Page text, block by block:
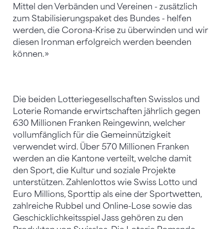
Mittel den Verbänden und Vereinen - zusätzlich
zum Stabilisierungspaket des Bundes - helfen
werden, die Corona-Krise zu überwinden und wir
diesen Ironman erfolgreich werden beenden
können.»
Die beiden Lotteriegesellschaften Swisslos und
Loterie Romande erwirtschaften jährlich gegen
630 Millionen Franken Reingewinn, welcher
vollumfänglich für die Gemeinnützigkeit
verwendet wird. Über 570 Millionen Franken
werden an die Kantone verteilt, welche damit
den Sport, die Kultur und soziale Projekte
unterstützen. Zahlenlottos wie Swiss Lotto und
Euro Millions, Sporttip als eine der Sportwetten,
zahlreiche Rubbel und Online-Lose sowie das
Geschicklichkeitsspiel Jass gehören zu den